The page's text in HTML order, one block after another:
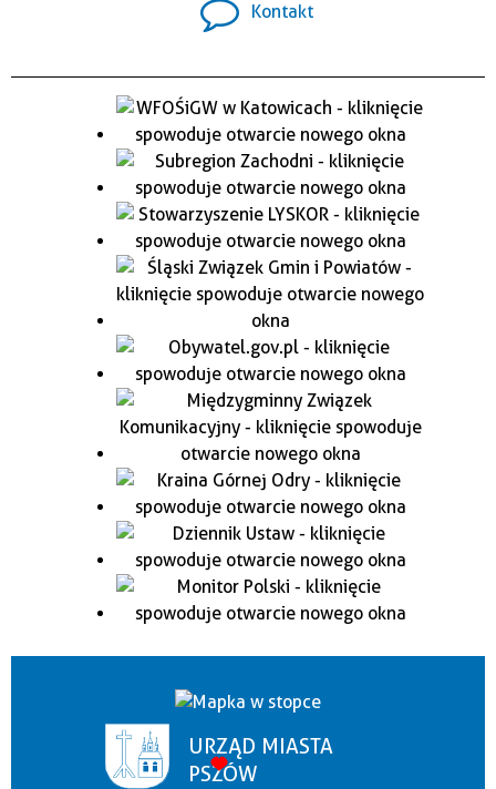
Kontakt
URZĄD MIASTA
PSZÓW